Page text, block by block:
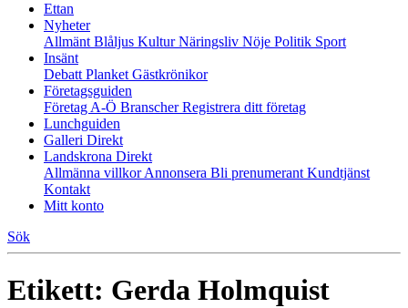
Ettan
Nyheter
Allmänt Blåljus KulturNäringsliv Nöje Politik Sport
Insänt
Debatt Planket Gästkrönikor
Företagsguiden
Företag A-Ö BranscherRegistrera ditt företag
Lunchguiden
Galleri Direkt
Landskrona Direkt
Allmänna villkorAnnonsera Bli prenumerant Kundtjänst
Kontakt
Mitt konto
Sök
Etikett: Gerda Holmquist